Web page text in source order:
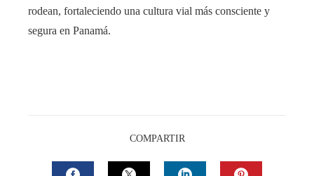
rodean, fortaleciendo una cultura vial más consciente y
segura en Panamá.
COMPARTIR